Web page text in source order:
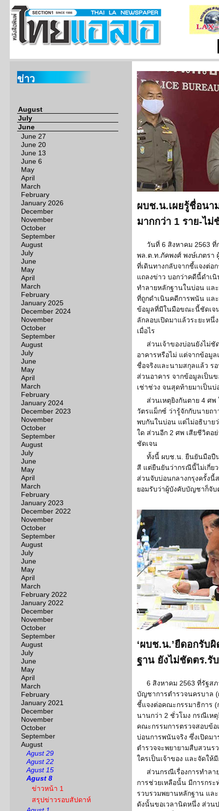
ข่าว
August
July
June
June 27
June 20
June 13
June 6
May
April
March
February
January 2026
December
November
October
September
August
July
June
May
April
March
February
January 2025
December 2024
November
October
September
August
July
June
May
April
March
February
January 2024
December 2023
November
October
September
August
July
June
May
April
March
February
January 2023
December 2022
November
October
September
August
July
June
May
April
March
February 2022
January 2022
December
November
October
September
August
July
June
May
April
March
February
January 2021
December
November
October
September
August
Agust 29
Agust 22
Agust 15
Agust 8
ข่าวหน้า 1
สรุปข่าวรอบสัปดาห์
ผบช.น.เผยรู้ชื่อนา
มากกว่า 1 ราย-ไม่
วันที่ 6 สิงหาคม 2563
พล.ต.ท.ภัคพงศ์ พงษ์เภตร
ที่เดินทางกลับจากชี้แจงต่อ
แถลงข่าว บอกว่าคดีนี้ดำเ
ทำลายหลักฐานในบ่อน แล
ที่ถูกดำเนินคดีการพนัน แล
ข้อมูลที่มีในมือขณะนี้ชัดเจ
ลักลอบเปิดมาแล้วระยะหนึ่
เมื่อไร
ส่วนเจ้าของบ่อนยังไม่ชั
อาคารหรือไม่ แต่จากข้อมูล
ชื่อจริงและนามสกุลแล้ว ร
ส่วนอาคาร จากข้อมูลเป็น
เช่าช่วง จนสุดท้ายมาเป็นบ่
ส่วนเหตุยิงกันตาย 4 ศ
วัตรแม็กซ์ ว่ารู้จักกับนายถ
พบกันในบ่อน แต่ไม่อธิบาย
ใด ส่วนอีก 2 ศพ เสียชีวิตอ
ชัดเจน
ทั้งนี้ ผบช.น. ยืนยันมือปื
สี แต่ยืนยันว่ากรณีนี้ไม่เกี่ย
ส่วนจับบ่อนกลางกรุงครั้งนี้
ยอมรับว่าผู้บังคับบัญชาก็จับ
‘ผบช.น.’ยืดอกรับ
ฐาน ยังไม่ชัดตร.รั
6 สิงหาคม 2563 ที่รัฐส
บัญชาการตำรวจนครบาล
ชี้แจงต่อคณะกรรมาธิการ
นานกว่า 2 ชั่วโมง กรณีเห
คณะกรรมการตรวจสอบข้อ
บ่อนการพนันจริง ซึ่งเปิดมา
ตำรวจจะพยายามสืบสวน
ใครเป็นเจ้าของ และจัดให้
ส่วนกรณีเรื่องการทำล
การช่วยเหลือนั้น มีการกร
รวบรวมพยานหลักฐาน แล
ดังนั้นขอเวลานิดหนึ่ง ส่วนป